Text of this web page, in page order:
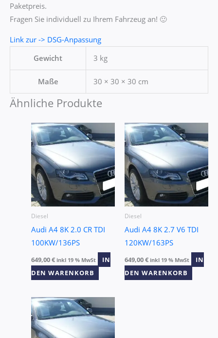
Paketpreis.
Fragen Sie individuell zu Ihrem Fahrzeug an! 🙂
Link zur -> DSG-Anpassung
Gewicht
3 kg
Maße 30 × 30 × 30 cm
Ähnliche Produkte
Diesel
Audi A4 8K 2.0 CR TDI
100KW/136PS
649,00€ inkl 19 % MwSt
IN
DEN WARENKORB
Diesel
Audi A4 8K 2.7 V6 TDI
120KW/163PS
649,00€ inkl 19 % MwSt
IN
DEN WARENKORB